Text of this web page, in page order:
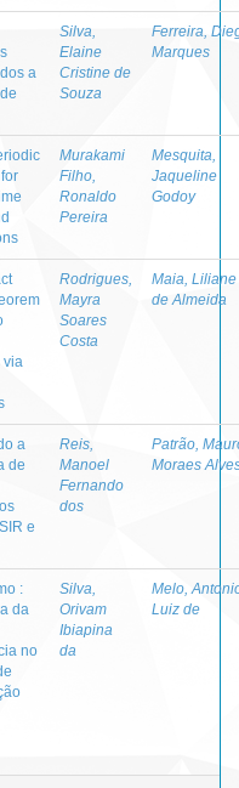
a
Silva,
Elaine
Cristine de
Souza
Ferreira,
Marques
Murakami
Filho,
Ronaldo
Pereira
Mesquita,
Jaqueline
Godoy
via
Rodrigues,
Mayra
Soares
Costa
Maia, Liliane
de Almeida
a
de
e
Reis,
Manoel
Fernando
dos
Patrão,
Moraes
:
da
no
Silva,
Orivam
Ibiapina
da
Melo,
Luiz de